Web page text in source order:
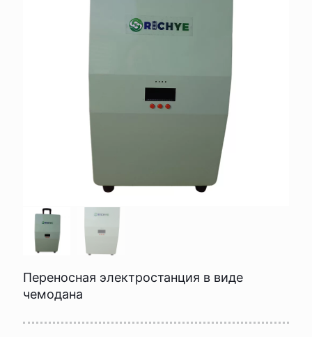
Переносная электростанция в виде
чемодана